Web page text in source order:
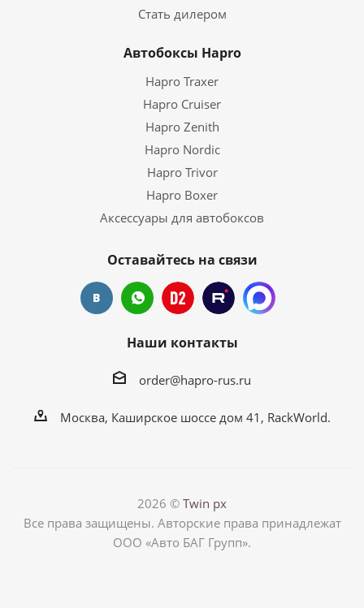
Стать дилером
Автобоксы Hapro
Hapro Traxer
Hapro Cruiser
Hapro Zenith
Hapro Nordic
Hapro Trivor
Hapro Boxer
Аксессуары для автобоксов
Оставайтесь на связи
Наши контакты
order@hapro-rus.ru
Москва, Каширское шоссе дом 41, RackWorld.
2026 © Twin px
Все права защищены. Авторские права принадлежат
ООО «Авто БАГ Групп».